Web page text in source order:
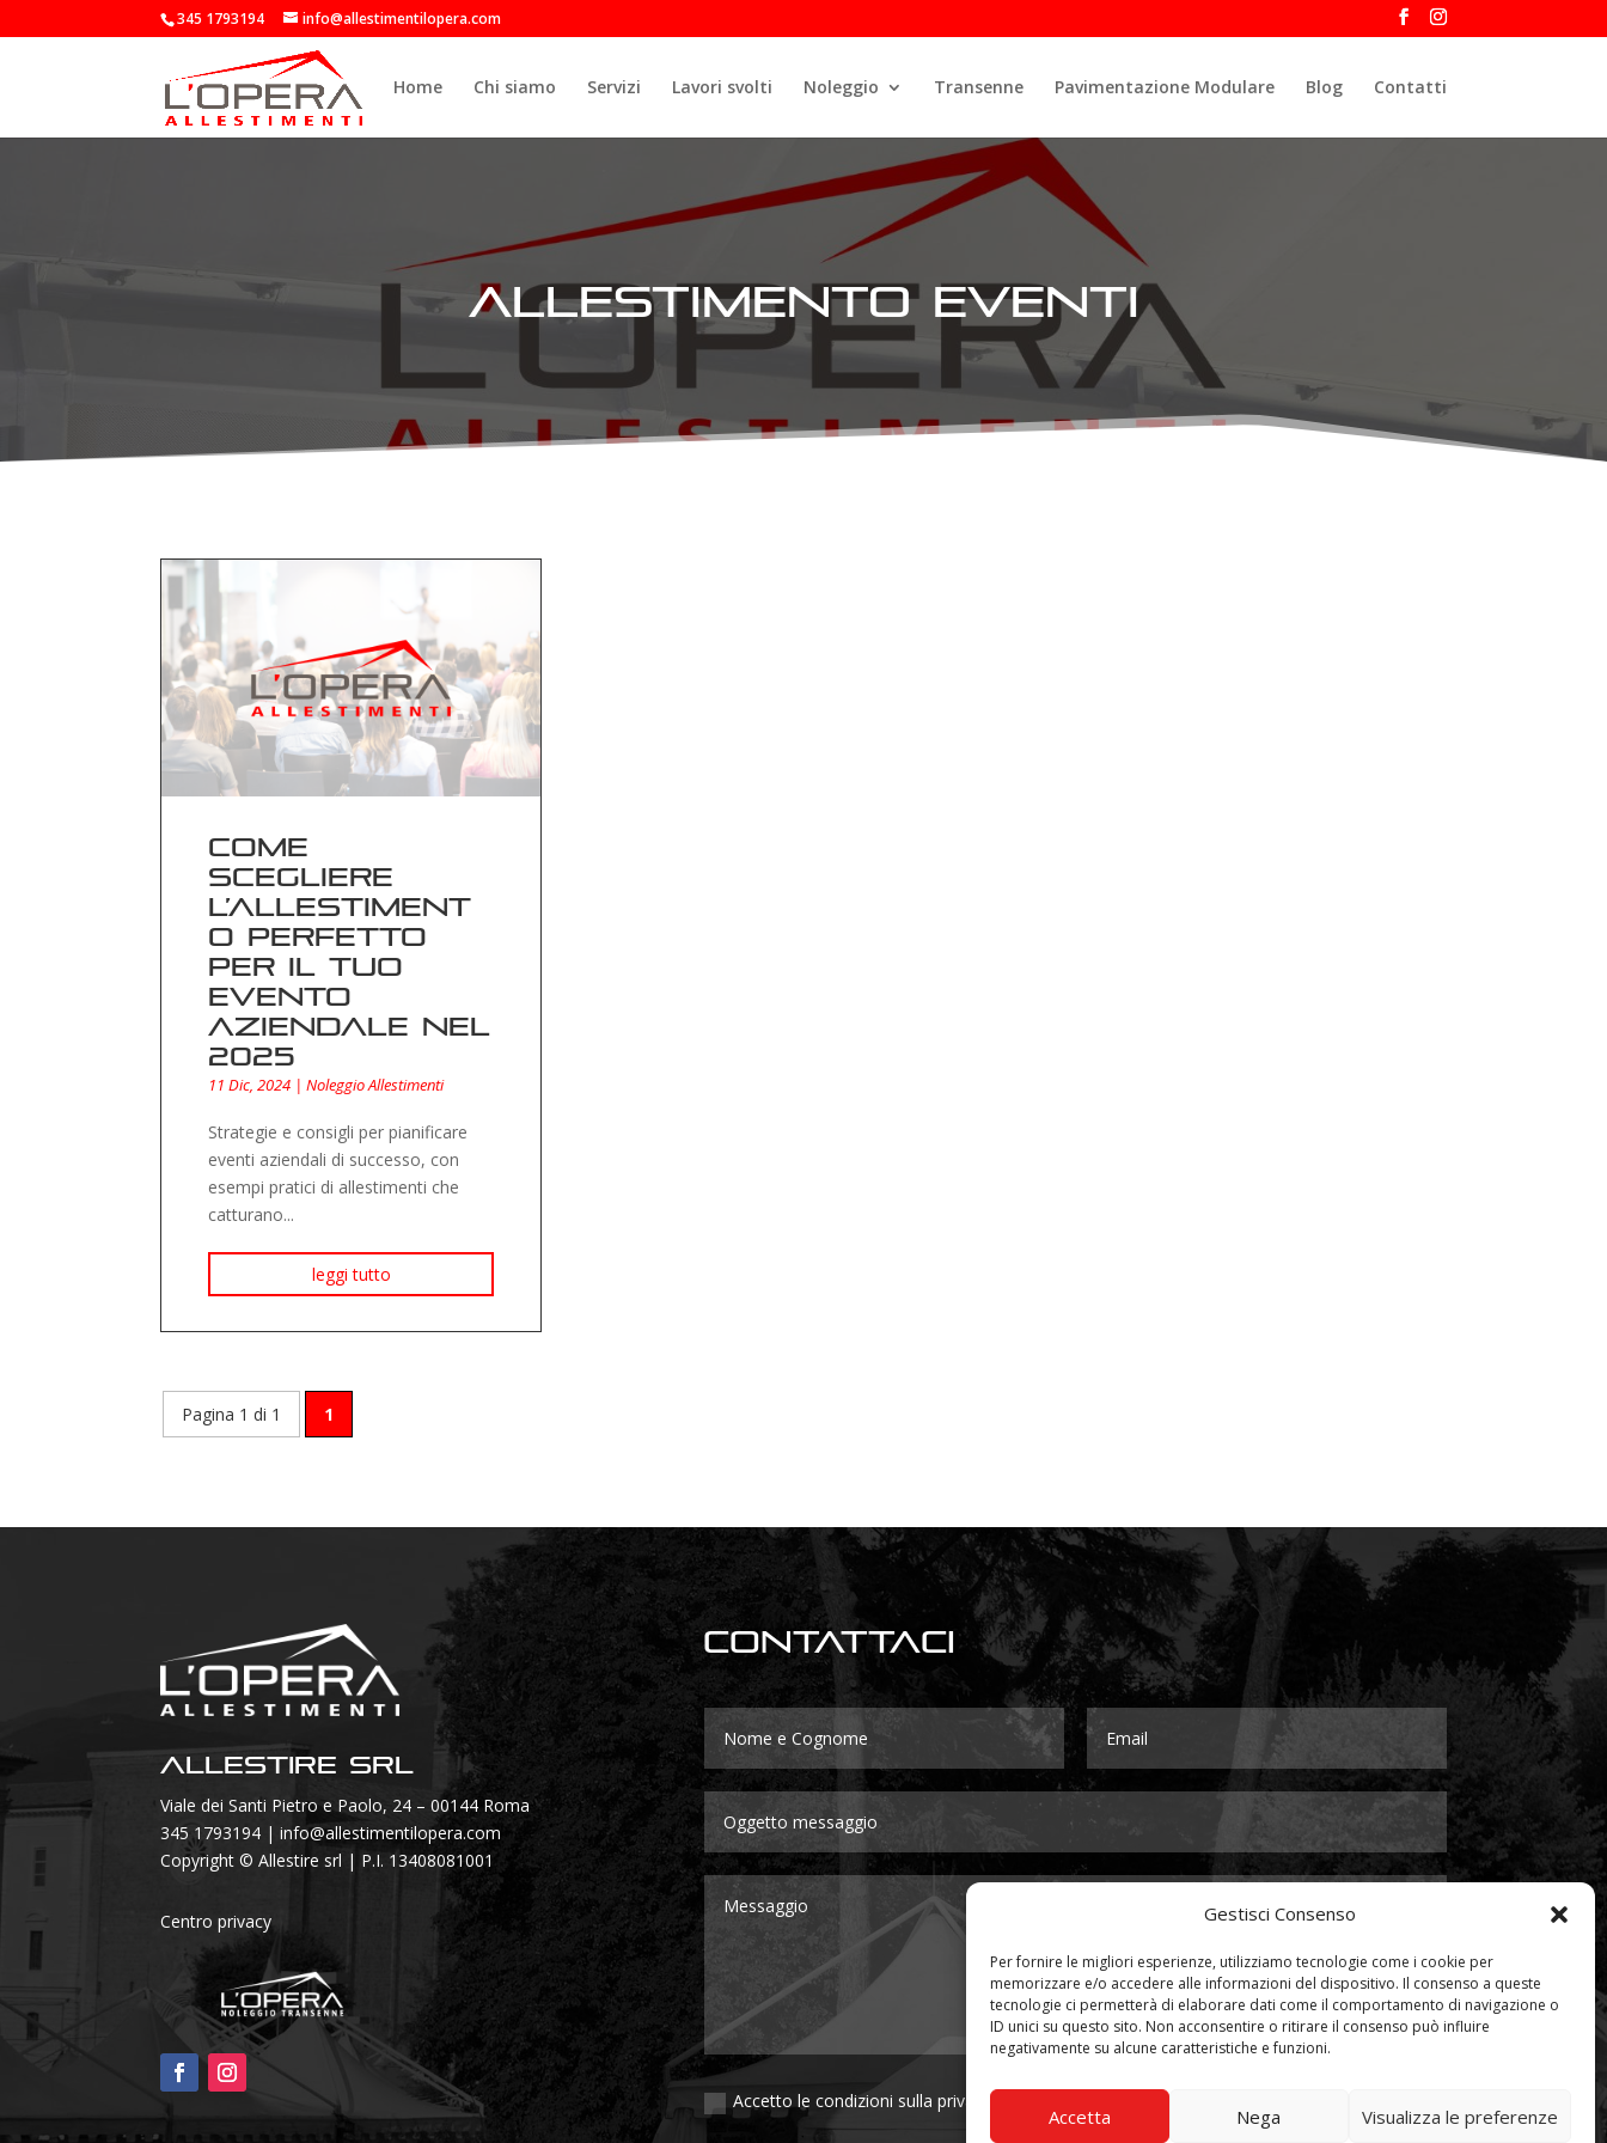
Gestisci Consenso
Per fornire le migliori esperienze, utilizziamo tecnologie come i cookie per
memorizzare e/o accedere alle informazioni del dispositivo. Il consenso a queste
tecnologie ci permetterà di elaborare dati come il comportamento di navigazione o
ID unici su questo sito. Non acconsentire o ritirare il consenso può influire
negativamente su alcune caratteristiche e funzioni.
Accetta Nega Visualizza le preferenze
345 1793194 info@allestimentilopera.com
Home Chi siamo Servizi Lavori svolti Noleggio Transenne Pavimentazione Modulare Blog Contatti
allestimento eventi
Come
scegliere
l’allestiment
o perfetto
per il tuo
evento
aziendale nel
2025
11 Dic, 2024 |Noleggio Allestimenti
Strategie e consigli per pianificare
eventi aziendali di successo, con
esempi pratici di allestimenti che
catturano...
leggi tutto
Pagina 1 di 1 1
Allestire SRL
Viale dei Santi Pietro e Paolo, 24 – 00144 Roma
345 1793194 |info@allestimentilopera.com
Copyright © Allestire srl | P.I. 13408081001
Centro privacy
Contattaci
Accetto le condizioni sulla privacy